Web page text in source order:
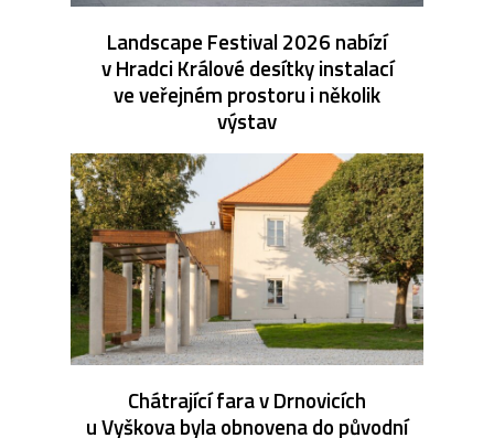
Landscape Festival 2026 nabízí
v Hradci Králové desítky instalací
ve veřejném prostoru i několik
výstav
Chátrající fara v Drnovicích
u Vyškova byla obnovena do původní